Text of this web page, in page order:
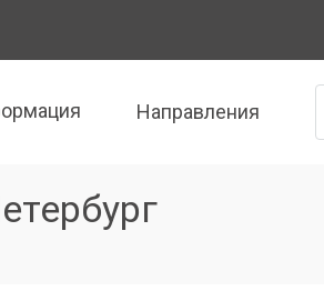
Направления